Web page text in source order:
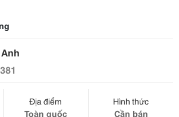
Địa điểm
Toàn quốc
Hình thức
Cần bán